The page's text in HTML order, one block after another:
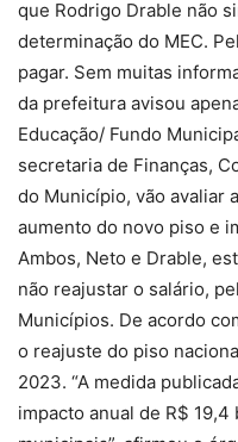
que Rodrigo Drable não
determinação do MEC.
pagar. Sem muitas
da prefeitura avisou
Educação/ Fundo
secretaria de Finanças,
do Município, vão avaliar
aumento do novo piso e
Ambos, Neto e Drable,
não reajustar o salário,
Municípios. De acordo
o reajuste do piso
2023. “A medida
impacto anual de R$